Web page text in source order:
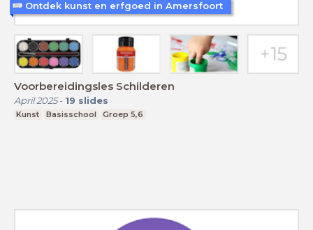
Voorbereidingsles Schilderen
April 2025- 19 slides
Kunst Basisschool Groep 5,6
Ontdek kunst en erfgoed in Amersfoort